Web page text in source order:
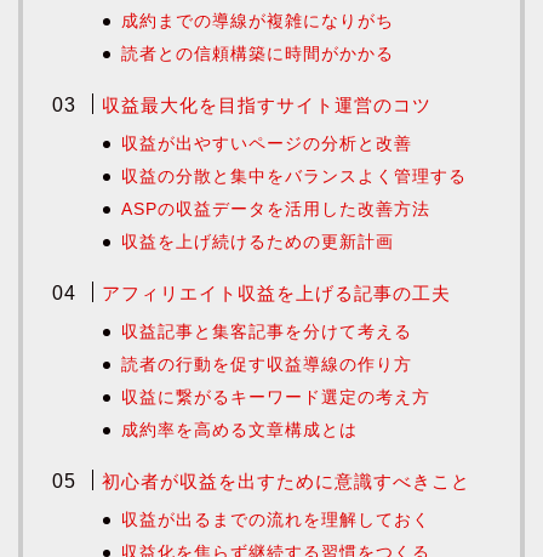
成約までの導線が複雑になりがち
読者との信頼構築に時間がかかる
収益最大化を目指すサイト運営のコツ
収益が出やすいページの分析と改善
収益の分散と集中をバランスよく管理する
ASPの収益データを活用した改善方法
収益を上げ続けるための更新計画
アフィリエイト収益を上げる記事の工夫
収益記事と集客記事を分けて考える
読者の行動を促す収益導線の作り方
収益に繋がるキーワード選定の考え方
成約率を高める文章構成とは
初心者が収益を出すために意識すべきこと
収益が出るまでの流れを理解しておく
収益化を焦らず継続する習慣をつくる